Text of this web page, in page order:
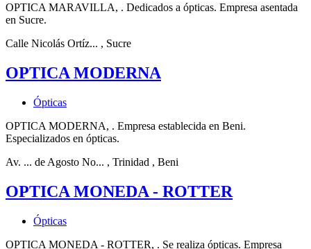
OPTICA MARAVILLA, . Dedicados a ópticas. Empresa asentada
en Sucre.
Calle Nicolás Ortíz... , Sucre
OPTICA MODERNA
Ópticas
OPTICA MODERNA, . Empresa establecida en Beni.
Especializados en ópticas.
Av. ... de Agosto No... , Trinidad , Beni
OPTICA MONEDA - ROTTER
Ópticas
OPTICA MONEDA - ROTTER, . Se realiza ópticas. Empresa